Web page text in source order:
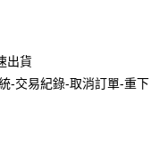
support/home
先享後付」服務完成之交
將交易相關給付款項請求債
出貨
-交易紀錄-取消訂單-重下